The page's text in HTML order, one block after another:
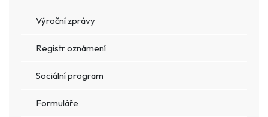
Výroční zprávy
Registr oznámení
Sociální program
Formuláře